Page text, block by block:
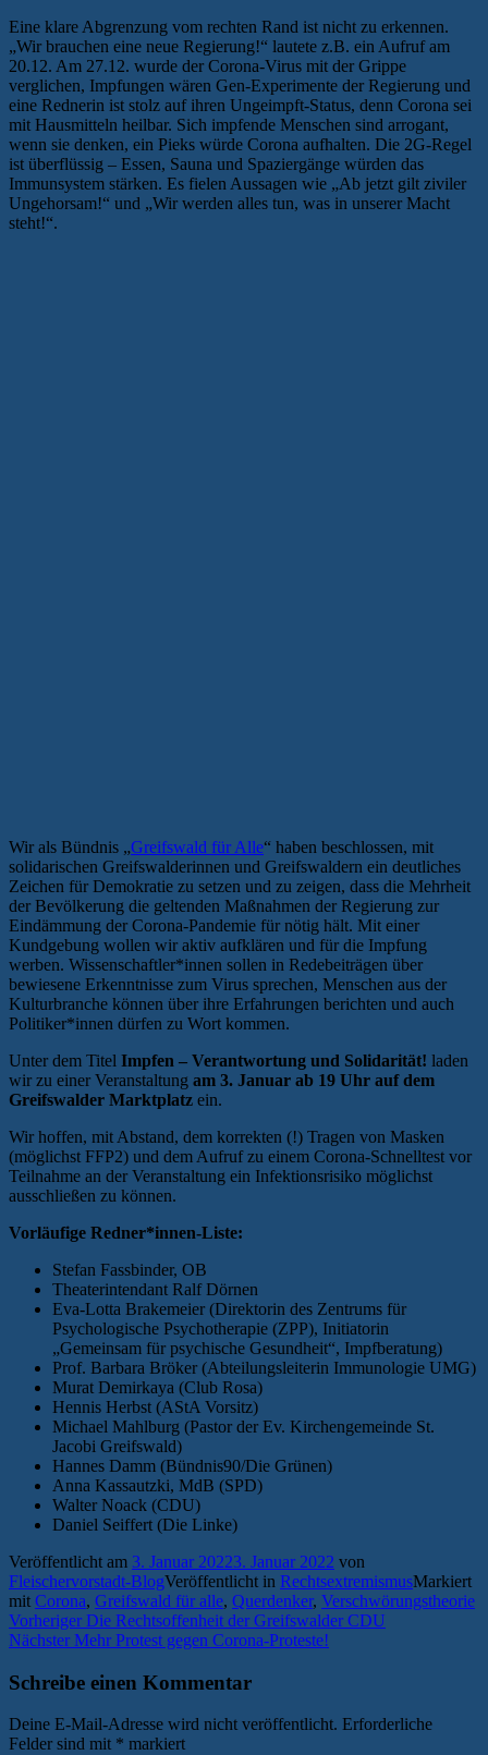
Eine klare Abgrenzung vom rechten Rand ist nicht zu erkennen.
„Wir brauchen eine neue Regierung!“ lautete z.B. ein Aufruf am
20.12. Am 27.12. wurde der Corona-Virus mit der Grippe
verglichen, Impfungen wären Gen-Experimente der Regierung und
eine Rednerin ist stolz auf ihren Ungeimpft-Status, denn Corona sei
mit Hausmitteln heilbar. Sich impfende Menschen sind arrogant,
wenn sie denken, ein Pieks würde Corona aufhalten. Die 2G-Regel
ist überflüssig – Essen, Sauna und Spaziergänge würden das
Immunsystem stärken. Es fielen Aussagen wie „Ab jetzt gilt ziviler
Ungehorsam!“ und „Wir werden alles tun, was in unserer Macht
steht!“.
Wir als Bündnis „Greifswald für Alle“ haben beschlossen, mit
solidarischen Greifswalderinnen und Greifswaldern ein deutliches
Zeichen für Demokratie zu setzen und zu zeigen, dass die Mehrheit
der Bevölkerung die geltenden Maßnahmen der Regierung zur
Eindämmung der Corona-Pandemie für nötig hält. Mit einer
Kundgebung wollen wir aktiv aufklären und für die Impfung
werben. Wissenschaftler*innen sollen in Redebeiträgen über
bewiesene Erkenntnisse zum Virus sprechen, Menschen aus der
Kulturbranche können über ihre Erfahrungen berichten und auch
Politiker*innen dürfen zu Wort kommen.
Unter dem Titel Impfen – Verantwortung und Solidarität! laden
wir zu einer Veranstaltung am 3. Januar ab 19 Uhr auf dem
Greifswalder Marktplatz ein.
Wir hoffen, mit Abstand, dem korrekten (!) Tragen von Masken
(möglichst FFP2) und dem Aufruf zu einem Corona-Schnelltest vor
Teilnahme an der Veranstaltung ein Infektionsrisiko möglichst
ausschließen zu können.
Vorläufige Redner*innen-Liste:
Stefan Fassbinder, OB
Theaterintendant Ralf Dörnen
Eva-Lotta Brakemeier (Direktorin des Zentrums für
Psychologische Psychotherapie (ZPP), Initiatorin
„Gemeinsam für psychische Gesundheit“, Impfberatung)
Prof. Barbara Bröker (Abteilungsleiterin Immunologie UMG)
Murat Demirkaya (Club Rosa)
Hennis Herbst (AStA Vorsitz)
Michael Mahlburg (Pastor der Ev. Kirchengemeinde St.
Jacobi Greifswald)
Hannes Damm (Bündnis90/Die Grünen)
Anna Kassautzki, MdB (SPD)
Walter Noack (CDU)
Daniel Seiffert (Die Linke)
Veröffentlicht am 3. Januar 20223. Januar 2022 von
Fleischervorstadt-BlogVeröffentlicht in RechtsextremismusMarkiert
mit Corona, Greifswald für alle, Querdenker, Verschwörungstheorie
Beitragsnavigation
Vorheriger Vorheriger
Beitrag:
Die Rechtsoffenheit der Greifswalder CDU
Nächster Nächster
Mehr Protest gegen Corona-Proteste!
Schreibe einen Kommentar
Deine E-Mail-Adresse wird nicht veröffentlicht. Erforderliche
Felder sind mit * markiert